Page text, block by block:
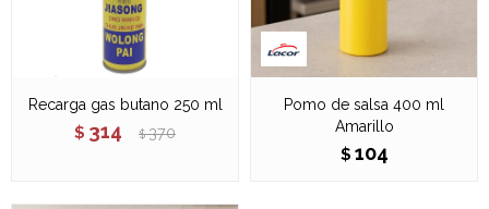
Recarga gas butano 250 ml
$ 314 $ 370
Pomo de salsa 400 ml
Amarillo
$ 104